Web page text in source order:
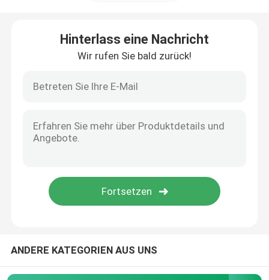
Hinterlass eine Nachricht
Wir rufen Sie bald zurück!
ANDERE KATEGORIEN AUS UNS